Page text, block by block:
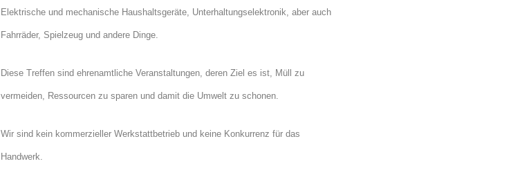
Elektrische und mechanische Haushaltsgeräte, Unterhaltungselektronik, aber auch
Fahrräder, Spielzeug und andere Dinge.
Diese Treffen sind ehrenamtliche Veranstaltungen, deren Ziel es ist, Müll zu
vermeiden, Ressourcen zu sparen und damit die Umwelt zu schonen.
Wir sind kein kommerzieller Werkstattbetrieb und keine Konkurrenz für das
Handwerk.